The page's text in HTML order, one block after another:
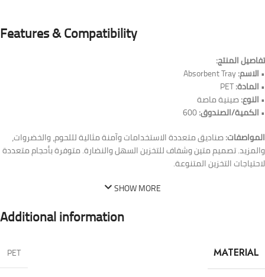
Features & Compatibility
تفاصيل المنتج:
•الاسم:
•المادة:PET
•النوع:صينية ماصة
•الكمية/الصندوق:
المواصفات:صناديق متعددة الاستخدامات وآمنة مثالية لللحوم، والخضروات،
والمزيد. تصميم متين وشفاف للتخزين السهل والنضارة. متوفرة بأحجام متعددة
لاحتياجات التخزين المتنوعة.
SHOW MORE
Additional information
MATERIAL
PET